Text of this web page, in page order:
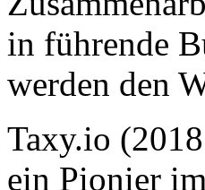
in führende
werden den
Taxy.io
ein Pionier